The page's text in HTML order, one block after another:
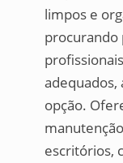
limpos e
procurando
adequados,
opção.
escritórios,